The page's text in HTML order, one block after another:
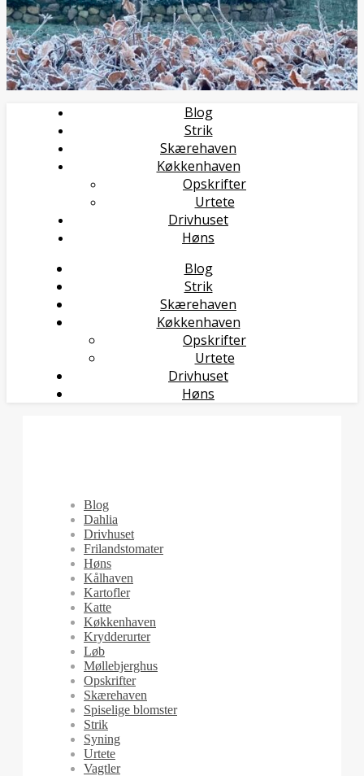
Blog
Strik
Skærehaven
Køkkenhaven
Opskrifter
Urtete
Drivhuset
Høns
Blog
Strik
Skærehaven
Køkkenhaven
Opskrifter
Urtete
Drivhuset
Høns
Blog
Dahlia
Drivhuset
Frilandstomater
Høns
Kålhaven
Kartofler
Katte
Køkkenhaven
Krydderurter
Løb
Møllebjerghus
Opskrifter
Skærehaven
Spiselige blomster
Strik
Syning
Urtete
Vagtler